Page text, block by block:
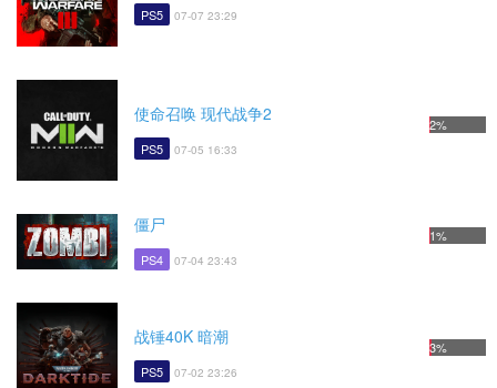
PS5 07-07 23:29
使命召唤 现代战争2
PS5 07-05 16:33
2%
僵尸
PS4 07-04 23:43
1%
战锤40K 暗潮
PS5 07-02 23:26
3%